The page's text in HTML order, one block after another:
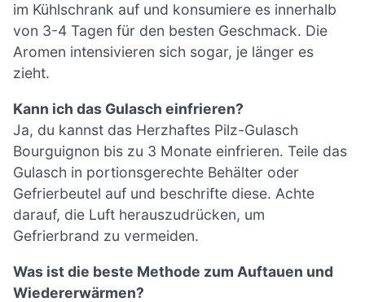
im Kühlschrank auf und konsumiere es innerhalb
von 3-4 Tagen für den besten Geschmack. Die
Aromen intensivieren sich sogar, je länger es
zieht.
Kann ich das Gulasch einfrieren?
Ja, du kannst das Herzhaftes Pilz-Gulasch
Bourguignon bis zu 3 Monate einfrieren. Teile das
Gulasch in portionsgerechte Behälter oder
Gefrierbeutel auf und beschrifte diese. Achte
darauf, die Luft herauszudrücken, um
Gefrierbrand zu vermeiden.
Was ist die beste Methode zum Auftauen und
Wiedererwärmen?